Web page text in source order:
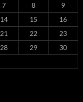
7 8
9
14 15
16
21 22
23
28 29
30